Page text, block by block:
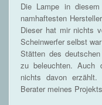
Die Lampe in
namhaftesten
Dieser hat mir nichts
Scheinwerfer selbst
Stätten des
zu beleuchten. Auch
nichts davon
Berater meines